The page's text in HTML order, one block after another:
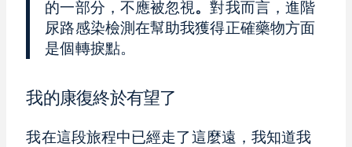
的一部分，不應被忽視。對我而言，進階
尿路感染檢測在幫助我獲得正確藥物方面
是個轉捩點。
我的康復終於有望了
我在這段旅程中已經走了這麼遠，我知道我